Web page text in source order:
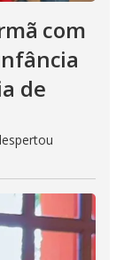
com
de